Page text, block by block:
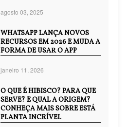
agosto 03, 2025
WHATSAPP LANÇA NOVOS
RECURSOS EM 2026 E MUDA A
FORMA DE USAR O APP
janeiro 11, 2026
O QUE É HIBISCO? PARA QUE
SERVE? E QUAL A ORIGEM?
CONHEÇA MAIS SOBRE ESTÁ
PLANTA INCRÍVEL